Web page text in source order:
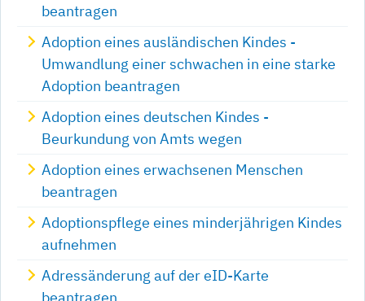
beantragen
Adoption eines ausländischen Kindes -
Umwandlung einer schwachen in eine starke
Adoption beantragen
Adoption eines deutschen Kindes -
Beurkundung von Amts wegen
Adoption eines erwachsenen Menschen
beantragen
Adoptionspflege eines minderjährigen Kindes
aufnehmen
Adressänderung auf der eID-Karte
beantragen